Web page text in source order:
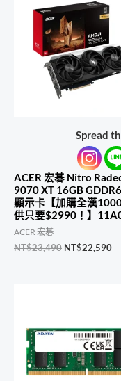
Spread
ACER 宏碁 Nitro
9070 XT 16GB
顯示卡【加購全漢
供只要$2990！】
ACER 宏碁
NT$23,490 原
NT$22,590目